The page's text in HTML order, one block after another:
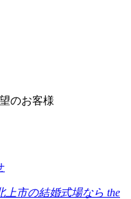
のお客様
上市の結婚式場なら the